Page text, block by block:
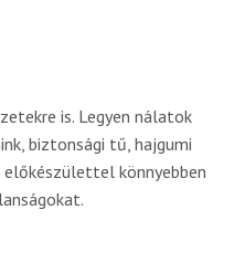
is. Legyen nálatok
biztonsági tű, hajgumi
előkészülettel könnyebben